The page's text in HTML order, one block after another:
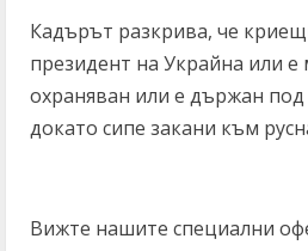
Кадърът разкрива, че
президент на Украйна или е
охраняван или е държан
докато сипе закани към
Вижте нашите специални